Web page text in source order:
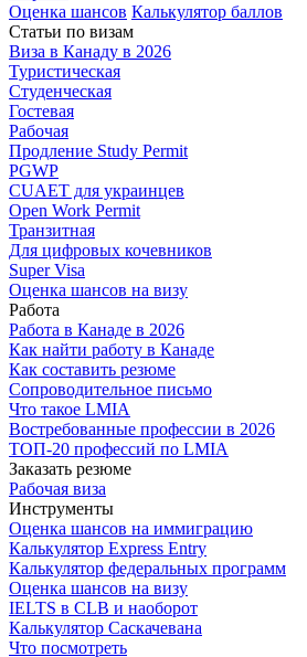
Оценка шансов Калькулятор баллов
Статьи по визам
Виза в Канаду в 2026
Туристическая
Студенческая
Гостевая
Рабочая
Продление Study Permit
PGWP
CUAET для украинцев
Open Work Permit
Транзитная
Для цифровых кочевников
Super Visa
Оценка шансов на визу
Работа
Работа в Канаде в 2026
Как найти работу в Канаде
Как составить резюме
Сопроводительное письмо
Что такое LMIA
Востребованные профессии в 2026
ТОП-20 профессий по LMIA
Заказать резюме
Рабочая виза
Инструменты
Оценка шансов на иммиграцию
Калькулятор Express Entry
Калькулятор федеральных программ
Оценка шансов на визу
IELTS в CLB и наоборот
Калькулятор Саскачевана
Что посмотреть